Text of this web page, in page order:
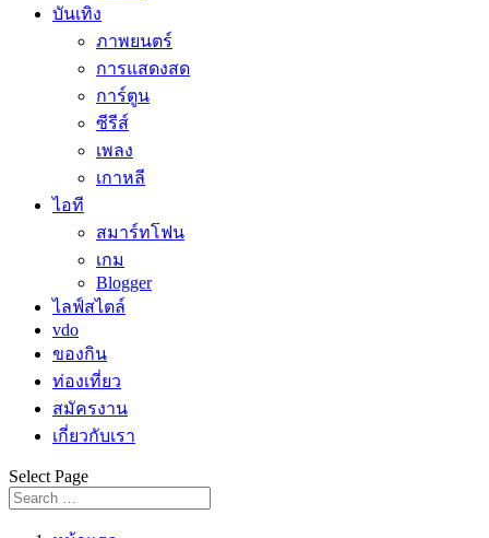
บันเทิง
ภาพยนตร์
การแสดงสด
การ์ตูน
ซีรีส์
เพลง
เกาหลี
ไอที
สมาร์ทโฟน
เกม
Blogger
ไลฟ์สไตล์
vdo
ของกิน
ท่องเที่ยว
สมัครงาน
เกี่ยวกับเรา
Select Page